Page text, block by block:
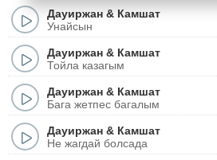
Дауиржан & Камшат
Унайсын
Дауиржан & Камшат
Тойла казагым
Дауиржан & Камшат
Бага жетпес багалым
Дауиржан & Камшат
Не жагдай болсада